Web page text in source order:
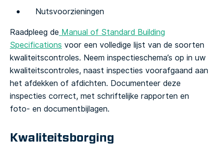
Nutsvoorzieningen
Raadpleeg de Manual of Standard Building
Specifications voor een volledige lijst van de soorten
kwaliteitscontroles. Neem inspectieschema’s op in uw
kwaliteitscontroles, naast inspecties voorafgaand aan
het afdekken of afdichten. Documenteer deze
inspecties correct, met schriftelijke rapporten en
foto- en documentbijlagen.
Kwaliteitsborging